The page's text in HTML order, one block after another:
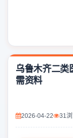
乌鲁木齐二类
需资料
2026-04-22 31